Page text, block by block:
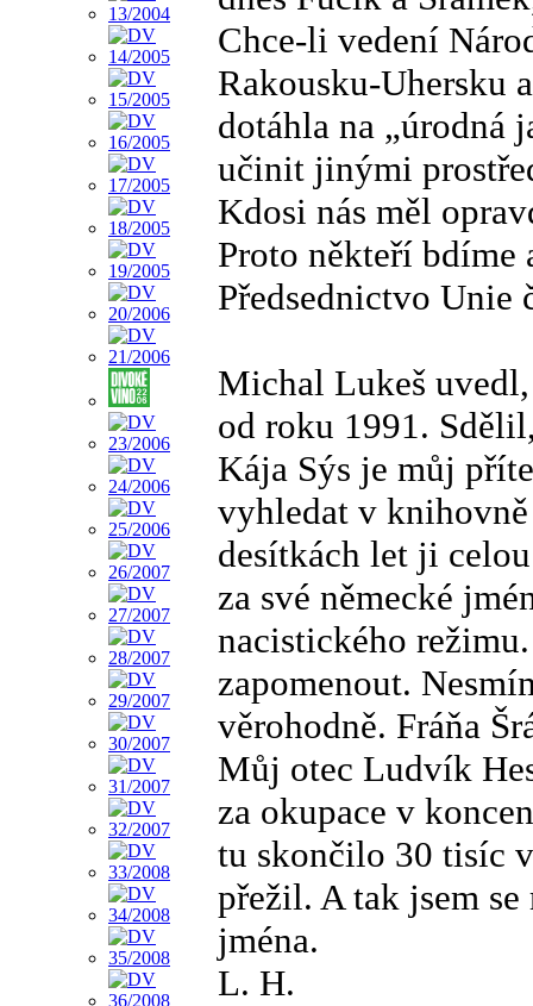
Chce-li vedení
Rakousku-Uhersku
dotáhla na „úrodná
učinit jinými
Kdosi nás měl
Proto někteří bdíme
Předsednictvo Unie
Michal Lukeš
od roku 1991.
Kája Sýs je můj
vyhledat v knihovně
desítkách let ji
za své německé
nacistického
zapomenout.
věrohodně. Fráňa
Můj otec Ludvík
za okupace v
tu skončilo 30 tisíc
přežil. A tak jsem
jména.
L. H.